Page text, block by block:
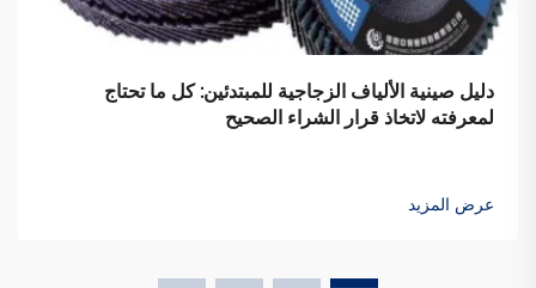
دليل صينية الألياف الزجاجية للمبتدئين: كل ما تحتاج
لمعرفته لاتخاذ قرار الشراء الصحيح
عرض المزيد